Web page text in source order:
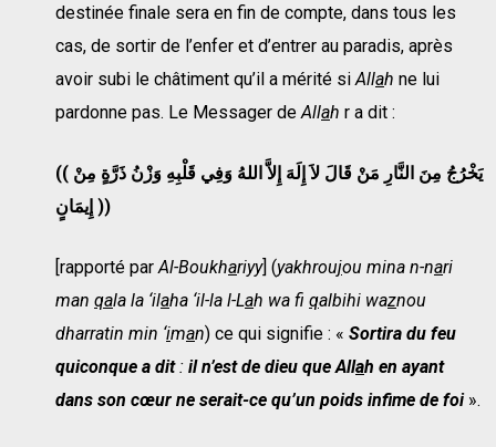
destinée finale sera en fin de compte, dans tous les
cas, de sortir de l’enfer et d’entrer au paradis, après
avoir subi le châtiment qu’il a mérité siAllah ne lui
pardonne pas. Le Messager deAllah r a dit :
((
))
[rapporté parAl-Boukhariyy] (yakhroujou mina n-nari
man qala la ‘ilaha ‘il-la l-Lah wa f qalbihi waznou
dharratin min ‘iman) ce qui signifie : « Sortira du feu
quiconque a dit: il n’est de dieu que Allah en ayant
dans son cœur ne serait-ce qu’un poids infime de foi».